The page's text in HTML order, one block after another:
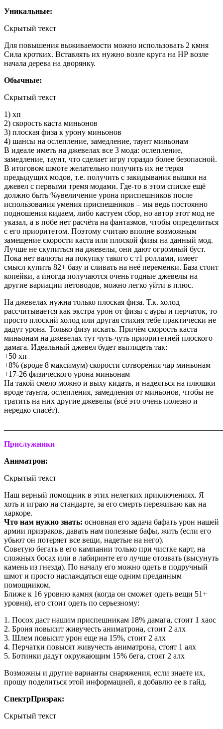
Уникальные:
Скрытый текст
Для повышения выживаемости можно использовать 2 кмня
Сила кротких. Вставлять их нужно возле круга на НР возле
начала дерева на дворянку.
Обычные:
Скрытый текст
1) хп
2) скорость каста миньонов
3) плоская физа к урону миньонов
4) шансы на ослепление, замедление, таунт миньонам
В идеале иметь на джевелах все 3 мода: ослепление,
замедление, таунт, что сделает игру гораздо более безопасной.
В итоговом шмоте желательно получить их не теряя
предыдущих модов, т.е. получить с закидывания вышки на
джевел с первыми тремя модами. Где-то в этом списке ещё
должно быть %увеличение урона приспешников после
использования умения приспешников – мы ведь постоянно
подношения кидаем, либо кастуем сбор, но автор этот мод не
указал, а в побе нет расчёта на фантазмов, чтобы определиться
с его приоритетом. Поэтому считаю вполне возможным
замещение скорости каста или плоской физы на данный мод.
Лучше не скупиться на джевелы, они дают огромный буст.
Пока нет валюты на покупку такого с т1 роллами, имеет
смысл купить 82+ базу и сливать на неё переменки. База стоит
копейки, а иногда получаются очень годные джевелы на
другие вариации петоводов, можно легко уйти в плюс.
На джевелах нужна только плоская физа. Т.к. холод
рассчитывается как экстра урон от физы с ауры и перчаток, то
просто плоский холод или другая стихия тебе практически не
дадут урона. Только физу искать. Причём скорость каста
миньонам на джевелах тут чуть-чуть приоритетней плоского
дамага. Идеальный джевел будет выглядеть так:
+50 хп
+8% (вроде 8 максимум) скорости сотворения чар миньонам
+17-26 физического урона миньонам
На такой смело можно и выху кидать, и надеяться на плюшки
вроде таунта, ослепления, замедления от миньонов, чтобы не
тратить на них другие джевелы (всё это очень полезно и
нередко спасёт).
Прислужники
Аниматрон:
Скрытый текст
Наш верный помощник в этих нелегких приключениях. Я
хоть и играю на стандарте, за его смерть переживаю как на
харкоре.
Что нам нужно знать: основная его задача бафать урон нашей
армии призраков, давать нам полезные бафы, жить (если его
убьют он потеряет все вещи, надетые на него).
Советую бегать в его кампании только при чистке карт, на
сложных босах или в лабиринте его лучше отозвать (высунуть
камень из гнезда). По началу его можно одеть в подручный
шмот и просто наслаждаться еще одним преданным
помощником.
Ближе к 16 уровню камня (когда он сможет одеть вещи 51+
уровня), его стоит одеть по серьезному:
1. Посох даст нашим приспешникам 18% дамага, стоит 1 хаос
2. Броня повысит живучесть аниматрона, стоит 2 алх
3. Шлем повысит урон еще на 15%, стоит 2 алх
4. Перчатки повысят живучесть аниматрона, стоят 1 алх
5. Ботинки дадут окружающим 15% бега, стоят 2 алх
Возможны и другие варианты снаряжения, если знаете их,
прошу поделиться этой информацией, я добавлю ее в гайд.
СпектрПризрак:
Скрытый текст